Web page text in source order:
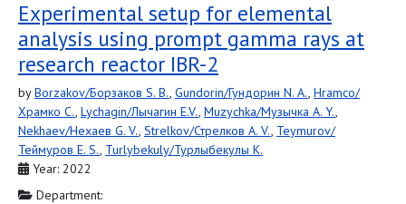
Experimental setup for elemental
analysis using prompt gamma rays at
research reactor IBR-2
byBorzakov/Борзаков S. B., Gundorin/Гундорин N. A., Hramco/
Храмко C., Lychagin/Лычагин E.V., Muzychka/Музычка A. Y.,
Nekhaev/Нехаев G. V., Strelkov/Стрелков A. V., Teymurov/
Теймуров E. S., Turlybekuly/Турлыбекулы K.
Year: 2022
Department: